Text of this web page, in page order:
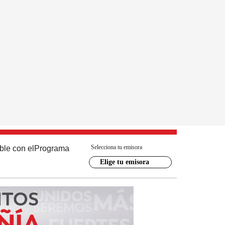
con el Programa Selecciona tu emisora
Elige tu emisora